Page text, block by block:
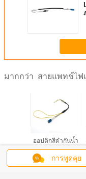
มากกว่า สายแพทช์ไฟ
ความ
ดทอน
ออปติกสีดำกันน้ำ
FTTA CPRI
อุปกรณ์พอร์ต ZTE
โดยเฉพาะ
การพูดคุย